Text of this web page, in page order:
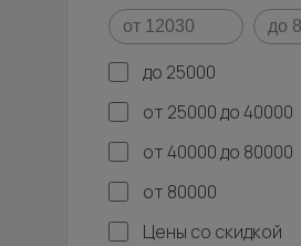
до 25000
от 25000 до 40000
от 40000 до 80000
от 80000
Цены со скидкой